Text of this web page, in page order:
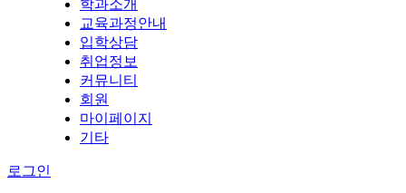
학과소개
교육과정안내
입학상담
취업정보
커뮤니티
회원
마이페이지
기타
로그인